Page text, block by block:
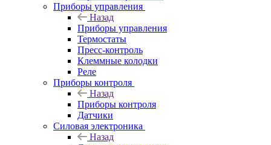
Приборы управления
Назад
Приборы управления
Термостаты
Пресс-контроль
Клеммные колодки
Реле
Приборы контроля
Назад
Приборы контроля
Датчики
Силовая электроника
Назад